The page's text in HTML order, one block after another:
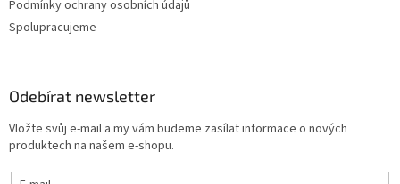
Podmínky ochrany osobních údajů
Spolupracujeme
Odebírat newsletter
Vložte svůj e-mail a my vám budeme zasílat informace o nových
produktech na našem e-shopu.